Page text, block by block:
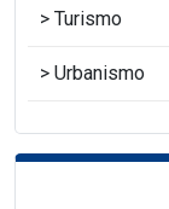
Turismo
Urbanismo